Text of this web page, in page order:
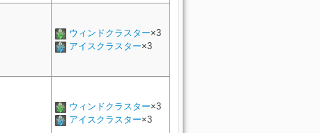
ウィンドクラスター×3
アイスクラスター×3
ウィンドクラスター×3
アイスクラスター×3